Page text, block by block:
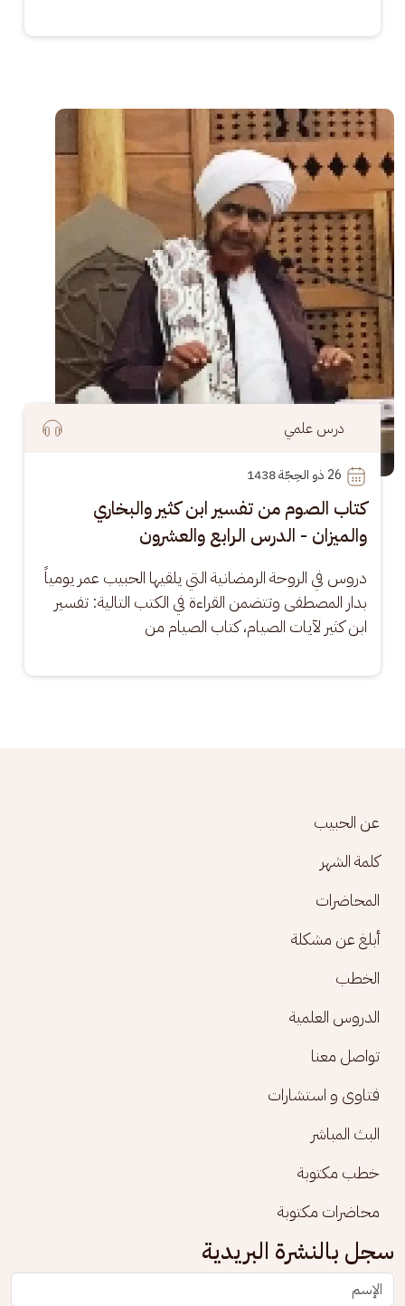
الصورة
درس علمي
26
كتاب الصوم من تفسير ابن كثير والبخاري
والميزان - الدرس الرابع والعشرون
دروس في الروحة الرمضانية التي يلقيها الحبيب عمر يومياً
بدار المصطفى وتتضمن القراءة في الكتب التالية: تفسير
ابن كثير لآيات الصيام، كتاب الصيام من
Footer menu
عن الحبيب
كلمة الشهر
المحاضرات
أبلغ عن مشكلة
الخطب
الدروس العلمية
تواصل معنا
فتاوى و استشارات
البث المباشر
خطب مكتوبة
محاضرات مكتوبة
سجل بالنشرة البريدية